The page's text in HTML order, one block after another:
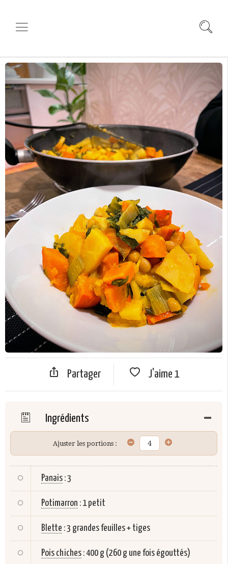
Partager J'aime 1
Ingrédients
Ajuster les portions :
Panais :3
Potimarron : 1 petit
Blette :3 grandes feuilles + tiges
Pois chiches : 400 g (260 g une fois égouttés)